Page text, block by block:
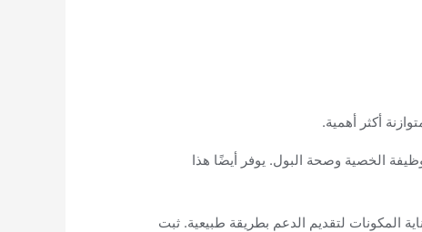
أكثر أهمية.
الخصية وصحة البول. يوفر أيضًا هذا
وخاصة أولئك الذين تزيد أعمارهم عن 50 عامًا. لقد اخترنا بعناية المكونات لتقديم الدعم بطريقة طبيعية. ثبت